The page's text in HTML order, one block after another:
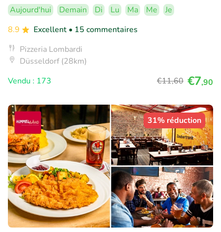
Aujourd'hui Demain Di Lu Ma Me
Je
8.9
Excellent • 15 commentaires
Pizzeria Lombardi
Düsseldorf (28km)
Vendu : 173
€11,60 €7,90
31% réduction